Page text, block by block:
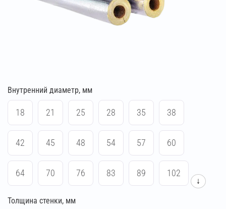
Внутренний диаметр, мм
18 21 25 28 35 38
42 45 48 54 57 60
64 70 76 83 89 102
108 114
↓
Толщина стенки, мм